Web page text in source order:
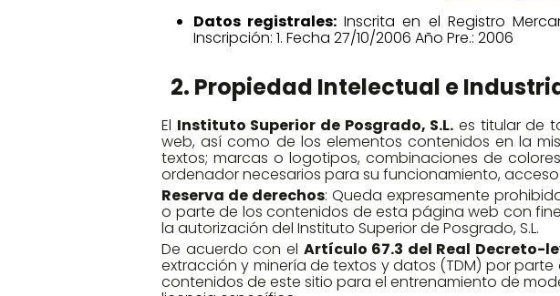
Datos registrales: Inscrita en el Registro
Inscripción: 1. Fecha 27/10/2006 Año Pre.: 2006
2. Propiedad Intelectual e
El Instituto Superior de Posgrado, S.L. es titular de
web, así como de los elementos contenidos en la
textos; marcas o logotipos, combinaciones de
ordenador necesarios para su funcionamiento, acceso
Reserva de derechos: Queda expresamente
o parte de los contenidos de esta página web con
la autorización del Instituto Superior de Posgrado, S.L.
De acuerdo con el Artículo 67.3 del Real Decreto-
extracción y minería de textos y datos (TDM) por
contenidos de este sitio para el entrenamiento de